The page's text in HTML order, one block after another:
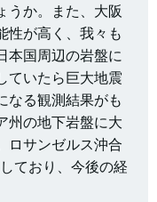
うか。また、大阪
性が高く、我々も
本国周辺の岩盤に
ていたら巨大地震
なる観測結果がも
州の地下岩盤に大
ロサンゼルス沖合
ており、今後の経